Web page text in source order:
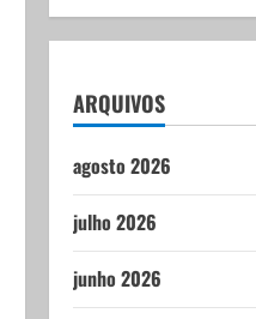
ARQUIVOS
agosto 2026
julho 2026
junho 2026